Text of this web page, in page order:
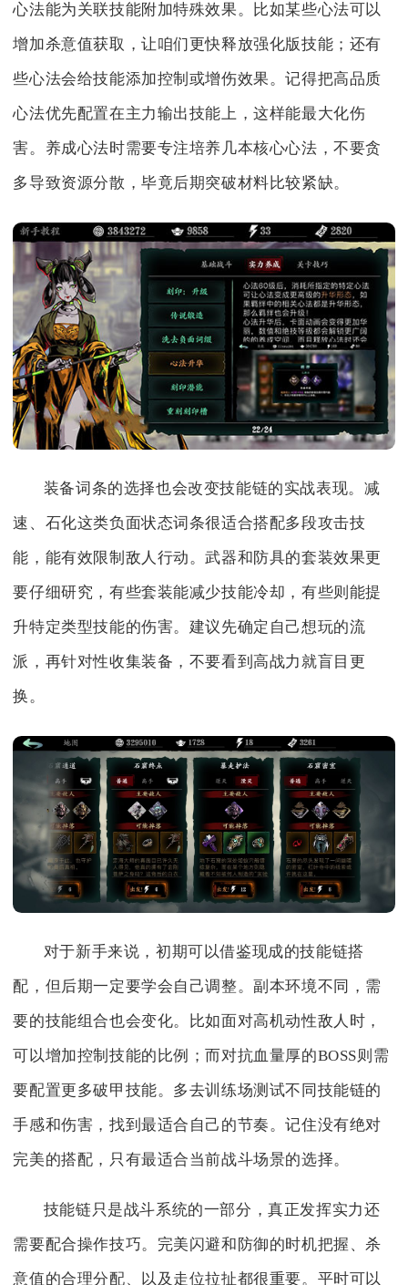
心法能为关联技能附加特殊效果。比如某些心法可以
增加杀意值获取，让咱们更快释放强化版技能；还有
些心法会给技能添加控制或增伤效果。记得把高品质
心法优先配置在主力输出技能上，这样能最大化伤
害。养成心法时需要专注培养几本核心心法，不要贪
多导致资源分散，毕竟后期突破材料比较紧缺。
装备词条的选择也会改变技能链的实战表现。减
速、石化这类负面状态词条很适合搭配多段攻击技
能，能有效限制敌人行动。武器和防具的套装效果更
要仔细研究，有些套装能减少技能冷却，有些则能提
升特定类型技能的伤害。建议先确定自己想玩的流
派，再针对性收集装备，不要看到高战力就盲目更
换。
对于新手来说，初期可以借鉴现成的技能链搭
配，但后期一定要学会自己调整。副本环境不同，需
要的技能组合也会变化。比如面对高机动性敌人时，
可以增加控制技能的比例；而对抗血量厚的BOSS则需
要配置更多破甲技能。多去训练场测试不同技能链的
手感和伤害，找到最适合自己的节奏。记住没有绝对
完美的搭配，只有最适合当前战斗场景的选择。
技能链只是战斗系统的一部分，真正发挥实力还
需要配合操作技巧。完美闪避和防御的时机把握、杀
意值的合理分配、以及走位拉扯都很重要。平时可以